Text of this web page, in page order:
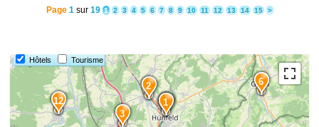
Page 1sur 19 1 2 3 4 5 6 7 8 9 10 11 12 13 14 15 >
Hôtels Tourisme
12
6
3
2
1